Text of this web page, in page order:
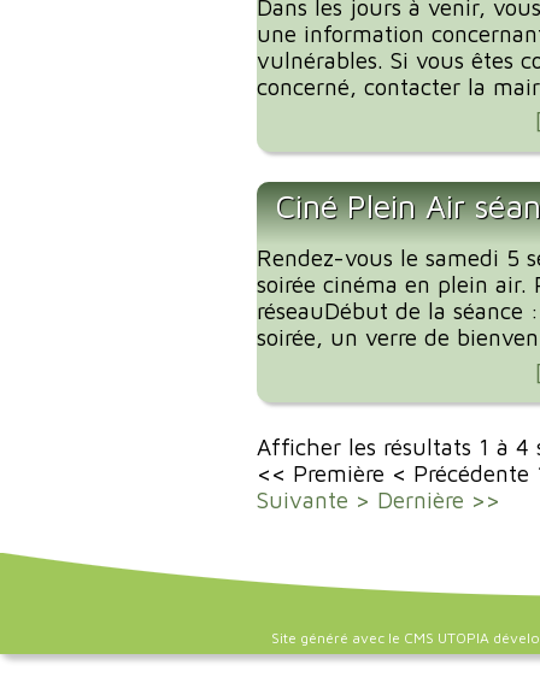
Dans les jours à venir,
une information
vulnérables. Si vous êtes
concerné, contacter la
Ciné Plein Air
Rendez-vous le samedi 5
soirée cinéma en plein
réseauDébut de la
soirée, un verre de
Afficher les résultats 1 à
<< Première < Précédente
Suivante > Dernière >>
Site généré avec le CMS UTOPIA